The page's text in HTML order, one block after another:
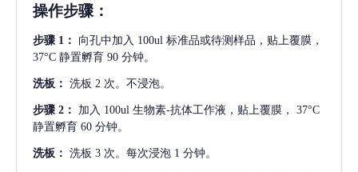
操作步骤：
步骤 1： 向孔中加入 100ul 标准品或待测样品，贴上覆膜，
37°C 静置孵育 90 分钟。
洗板： 洗板 2 次。不浸泡。
步骤 2： 加入 100ul 生物素-抗体工作液，贴上覆膜， 37°C
静置孵育 60 分钟。
洗板： 洗板 3 次。每次浸泡 1 分钟。